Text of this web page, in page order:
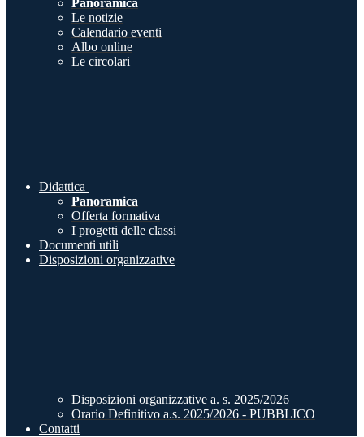
Panoramica
Le notizie
Calendario eventi
Albo online
Le circolari
Didattica
Panoramica
Offerta formativa
I progetti delle classi
Documenti utili
Disposizioni organizzative
Disposizioni organizzative a. s. 2025/2026
Orario Definitivo a.s. 2025/2026 - PUBBLICO
Contatti